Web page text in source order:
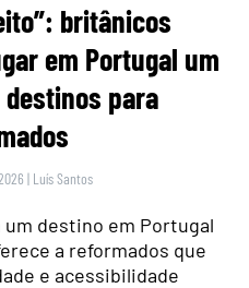
britânicos
em Portugal um
para
| Luís Santos
destino em Portugal
a reformados que
e acessibilidade